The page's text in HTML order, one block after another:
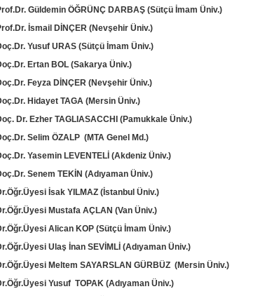
Güldemin ÖĞRÜNÇ DARBAŞ (Sütçü İmam Üniv.)
İsmail DİNÇER (Nevşehir Üniv.)
Yusuf URAS (Sütçü İmam Üniv.)
Ertan BOL (Sakarya Üniv.)
Feyza DİNÇER (Nevşehir Üniv.)
Hidayet TAGA (Mersin Üniv.)
Dr. Ezher TAGLIASACCHI (Pamukkale Üniv.)
Selim ÖZALP (MTA Genel Md.)
Yasemin LEVENTELİ (Akdeniz Üniv.)
Senem TEKİN (Adıyaman Üniv.)
İsak YILMAZ (İstanbul Üniv.)
Mustafa AÇLAN (Van Üniv.)
Alican KOP (Sütçü İmam Üniv.)
Ulaş İnan SEVİMLİ (Adıyaman Üniv.)
Meltem SAYARSLAN GÜRBÜZ (Mersin Üniv.)
Yusuf TOPAK (Adıyaman Üniv.)